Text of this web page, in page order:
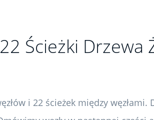
Ścieżki Drzewa
i 22 ścieżek między węzłami.